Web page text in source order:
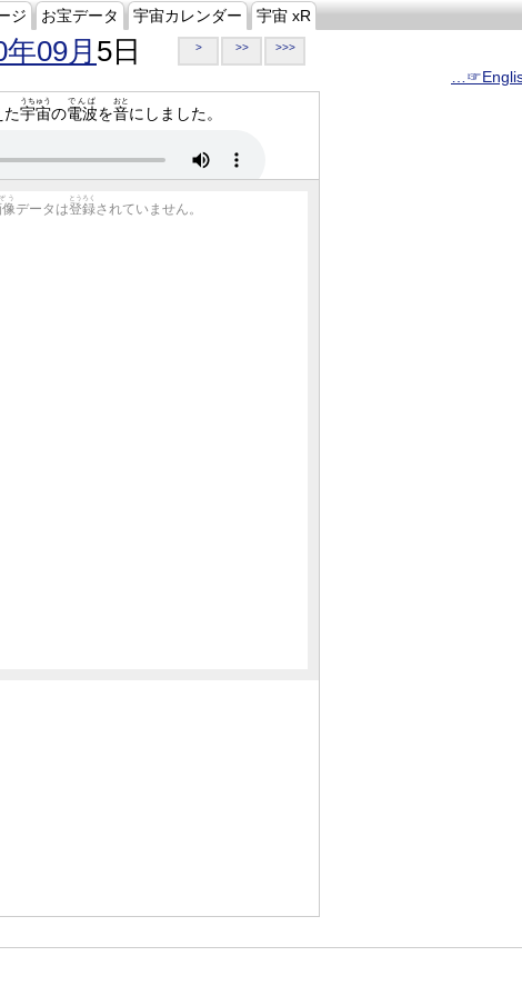
ジ お宝データ 宇宙カレンダー 宇宙 xR
09月 5日 > >> >>>
た宇宙
うちゅう
の電波
でんぱ
を音
おと
にしました。
う
データは登録
とうろく
されていません。